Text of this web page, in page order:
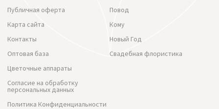
Публичная оферта
Карта сайта
Контакты
Оптовая база
Цветочные аппараты
Согласие на обработку
персональных данных
Политика Конфиденциальности
Повод
Кому
Новый Год
Свадебная флористика